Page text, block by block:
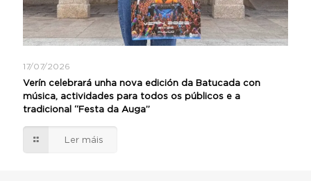
17/07/2026
Verín celebrará unha nova edición da Batucada con
música, actividades para todos os públicos e a
tradicional “Festa da Auga”
Ler máis